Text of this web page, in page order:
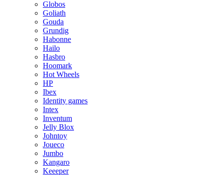
Globos
Goliath
Gouda
Grundig
Habonne
Hailo
Hasbro
Hoomark
Hot Wheels
HP
Ibex
Identity games
Intex
Inventum
Jelly Blox
Johntoy
Joueco
Jumbo
Kangaro
Keeeper